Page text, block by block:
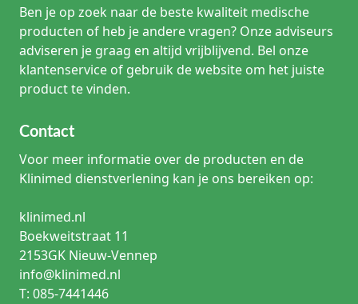
Ben je op zoek naar de beste kwaliteit medische
producten of heb je andere vragen? Onze adviseurs
adviseren je graag en altijd vrijblijvend. Bel onze
klantenservice of gebruik de website om het juiste
product te vinden.
Contact
Voor meer informatie over de producten en de
Klinimed dienstverlening kan je ons bereiken op:
klinimed.nl
Boekweitstraat 11
2153GK Nieuw-Vennep
info@klinimed.nl
T: 085-7441446